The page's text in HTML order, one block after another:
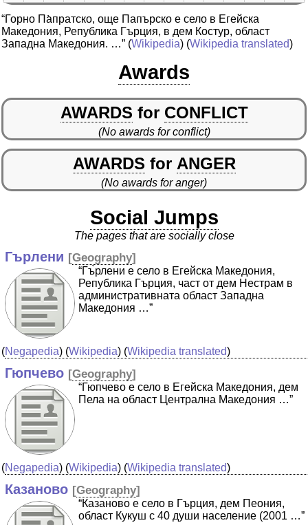
“Горно Па̀пратско, още Папърско е село в Егейска
Македония, Република Гърция, в дем Костур, област
Западна Македония. …” (Wikipedia) (Wikipedia translated)
Awards
AWARDS for CONFLICT
(No awards for conflict)
AWARDS for ANGER
(No awards for anger)
Social Jumps
The pages that are socially close
Гърлени [Geography]
“Гъ̀рлени е село в Егейска Македония,
Република Гърция, част от дем Нестрам в
административната област Западна
Македония …”
(Negapedia) (Wikipedia) (Wikipedia translated)
Гюпчево [Geography]
“Гюпчево е село в Егейска Македония, дем
Пела на област Централна Македония …”
(Negapedia) (Wikipedia) (Wikipedia translated)
Казаново [Geography]
“Казаново е село в Гърция, дем Пеония,
област Кукуш с 40 души население (2001 …”